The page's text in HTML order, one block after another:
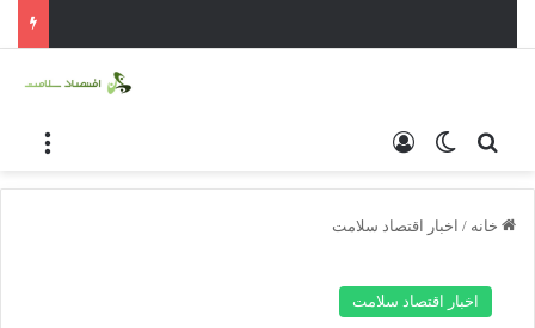
جستجو برایتغییر پوسته
خانه / اخبار اقتصاد سلامت
اخبار اقتصاد سلامت